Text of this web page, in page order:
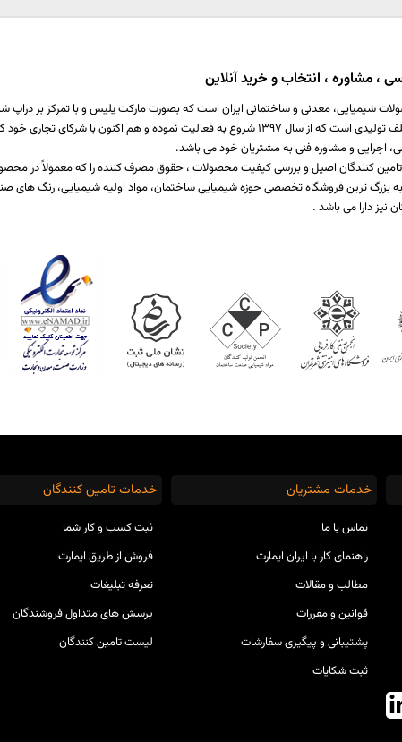
، مشاوره ، انتخاب و خرید آنلاین
شیمیایی، معدنی و ساختمانی ایران است که بصورت مارکت پلیس و با تمرکز بر
ساخت یا برطرف کننده نیازمندی صنایع مختلف تولیدی است که از سال 1397 شروع به
اجرایی و مشاوره فنی به مشتریان خود می باشد.
تامین کنندگان اصیل و بررسی کیفیت محصولات ، حقوق مصرف کننده را که معمولاً
بزرگ ترین فروشگاه تخصصی حوزه شیمیایی ساختمان، مواد اولیه شیمیایی، رنگ های
نیز دارا می باشد .
خدمات مشتریان
تماس با ما
راهنمای کار با ایران ایمارت
مطالب و مقالات
قوانین و مقررات
پشتیبانی و پیگیری سفارشات
ثبت شکایات
خدمات تامین کنندگان
ثبت کسب و کار شما
فروش از طریق ایمارت
تعرفه تبلیغات
پرسش های متداول فروشندگان
لیست تامین کنندگان